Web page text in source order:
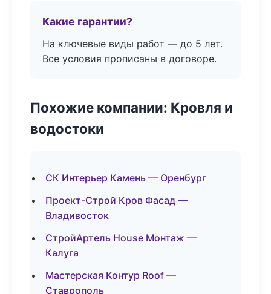
Какие гарантии?
На ключевые виды работ — до 5 лет.
Все условия прописаны в договоре.
Похожие компании: Кровля и
водостоки
СК Интерьер Камень — Оренбург
Проект-Строй Кров Фасад —
Владивосток
СтройАртель House Монтаж —
Калуга
Мастерская Контур Roof —
Ставрополь